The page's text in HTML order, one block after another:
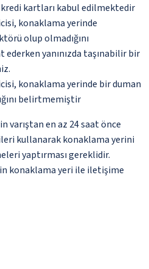
kartları kabul edilmektedir
konaklama yerinde
olup olmadığını
yanınızda taşınabilir bir
konaklama yerinde bir duman
belirtmemiştir
en az 24 saat önce
kullanarak konaklama yerini
yaptırması gereklidir.
konaklama yeri ile iletişime